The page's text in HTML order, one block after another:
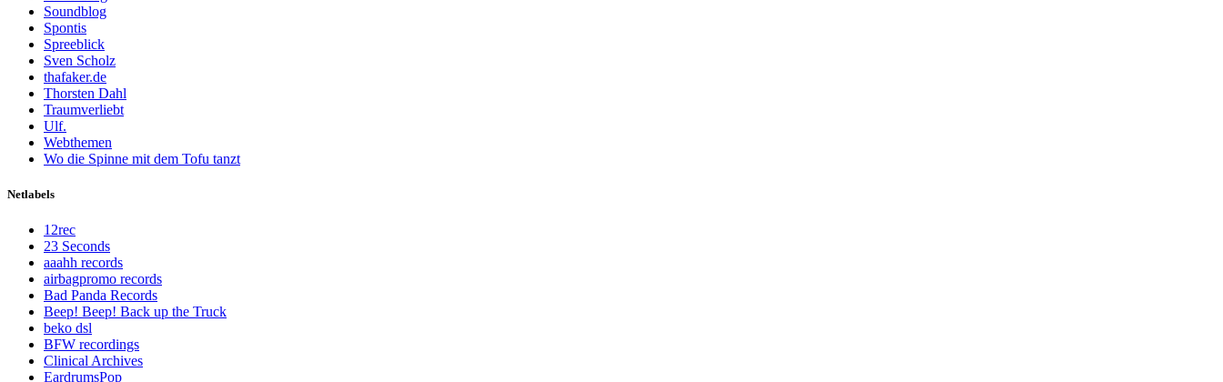
Soundblog
Spontis
Spreeblick
Sven Scholz
thafaker.de
Thorsten Dahl
Traumverliebt
Ulf.
Webthemen
Wo die Spinne mit dem Tofu tanzt
Netlabels
12rec
23 Seconds
aaahh records
airbagpromo records
Bad Panda Records
Beep! Beep! Back up the Truck
beko dsl
BFW recordings
Clinical Archives
EardrumsPop